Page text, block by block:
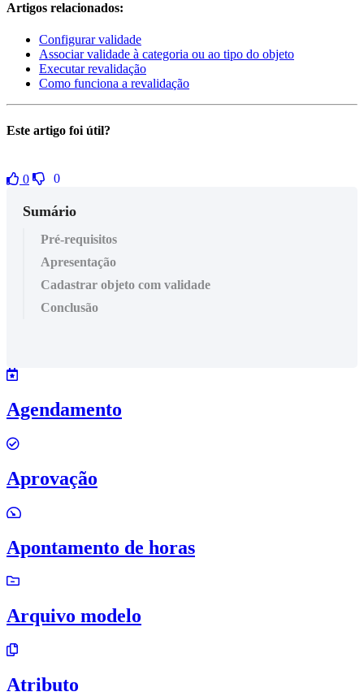
Artigos relacionados:
Configurar validade
Associar validade à categoria ou ao tipo do objeto
Executar revalidação
Como funciona a revalidação
Este artigo foi útil?
0 0
Sumário
Pré-requisitos
Apresentação
Cadastrar objeto com validade
Conclusão
Agendamento
Aprovação
Apontamento de horas
Arquivo modelo
Atributo